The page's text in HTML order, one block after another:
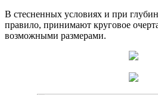
В стесненных условиях и при
правило, принимают круговое
возможными размерами.